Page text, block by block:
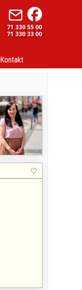
71 330 55 00
71 330 33 00
Kontakt